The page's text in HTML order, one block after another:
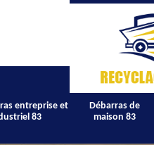
entreprise et
83
Débarras de
maison 83